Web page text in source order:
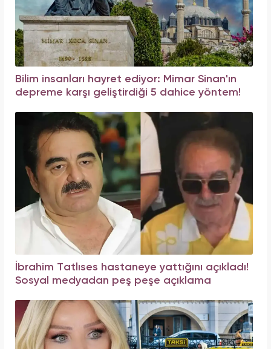
Bilim insanları hayret ediyor: Mimar Sinan'ın
depreme karşı geliştirdiği 5 dahice yöntem!
İbrahim Tatlıses hastaneye yattığını açıkladı!
Sosyal medyadan peş peşe açıklama